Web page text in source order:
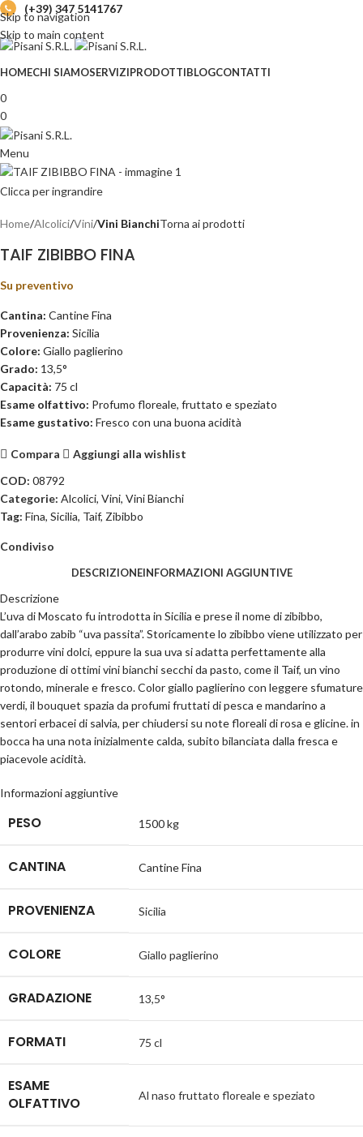
Skip to navigation
Skip to main content
(+39) 347 5141767
HOMECHI SIAMOSERVIZIPRODOTTIBLOGCONTATTI
0
0
Menu
Clicca per ingrandire
Home Alcolici Vini Vini BianchiTorna ai prodotti
TAIF ZIBIBBO FINA
Su preventivo
Cantina: Cantine Fina
Provenienza: Sicilia
Colore: Giallo paglierino
Grado: 13,5°
Capacità: 75 cl
Esame olfattivo: Profumo floreale, fruttato e speziato
Esame gustativo: Fresco con una buona acidità
Compara
Aggiungi alla wishlist
COD: 08792
Categorie: Alcolici, Vini, Vini Bianchi
Tag: Fina, Sicilia, Taif, Zibibbo
Condiviso
DESCRIZIONEINFORMAZIONI AGGIUNTIVE
Descrizione
L’uva di Moscato fu introdotta in Sicilia e prese il nome di zibibbo,
dall’arabo zabib “uva passita”. Storicamente lo zibibbo viene utilizzato per
produrre vini dolci, eppure la sua uva si adatta perfettamente alla
produzione di ottimi vini bianchi secchi da pasto, come il Taif, un vino
rotondo, minerale e fresco. Color giallo paglierino con leggere sfumature
verdi, il bouquet spazia da profumi fruttati di pesca e mandarino a
sentori erbacei di salvia, per chiudersi su note floreali di rosa e glicine. in
bocca ha una nota inizialmente calda, subito bilanciata dalla fresca e
piacevole acidità.
Informazioni aggiuntive
PESO 1500 kg
CANTINA Cantine Fina
PROVENIENZA Sicilia
COLORE Giallo paglierino
GRADAZIONE 13,5°
FORMATI 75 cl
ESAME
OLFATTIVO
Al naso fruttato floreale e speziato